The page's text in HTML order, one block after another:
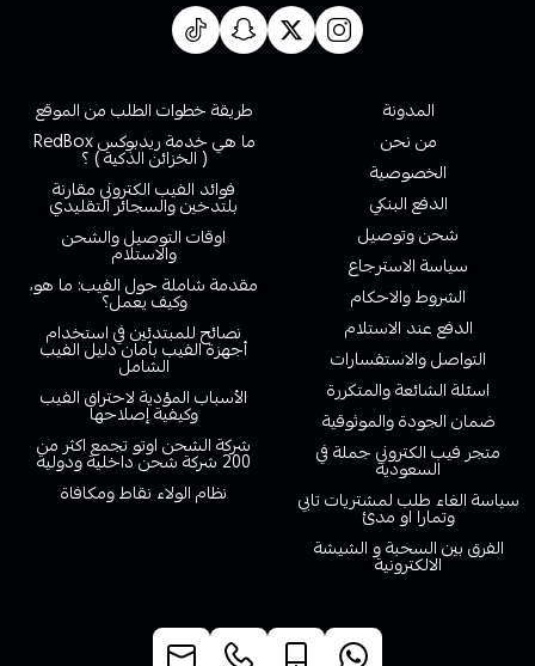
المدونة
من نحن
الخصوصية
الدفع البنكي
شحن وتوصيل
سياسة الاسترجاع
الشروط والاحكام
الدفع عند الاستلام
التواصل والاستفسارات
اسئلة الشائعة والمتكررة
ضمان الجودة والموثوقية
متجر فيب الكتروني جملة في
السعودية
سياسة الغاء طلب لمشتريات تابي
وتمارا او مدئ
الفرق بين السحبة و الشيشة
الالكترونية
طريقة خطوات الطلب من الموقع
ما هي خدمة ريدبوكس RedBox
( الخزائن الذكية ) ؟
فوائد الفيب الكتروني مقارنة
بلتدخين والسجائر التقليدي
اوقات التوصيل والشحن
والاستلام
مقدمة شاملة حول الفيب: ما هو،
وكيف يعمل؟
نصائح للمبتدئين في استخدام
أجهزة الفيب بأمان دليل الفيب
الشامل
الأسباب المؤدية لاحتراق الفيب
وكيفية إصلاحها
شركة الشحن اوتو تجمع اكثر من
200 شركة شحن داخلية ودولية
نظام الولاء نقاط ومكافاة